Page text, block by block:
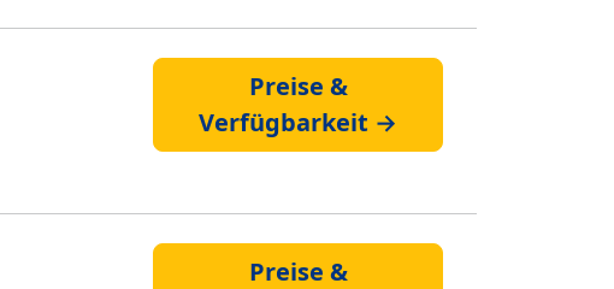
Preise &
Verfügbarkeit →
Preise &